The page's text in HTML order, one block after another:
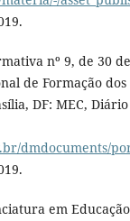
nº 9, de 30
de Formação dos
DF: MEC,
dmdocuments/
em